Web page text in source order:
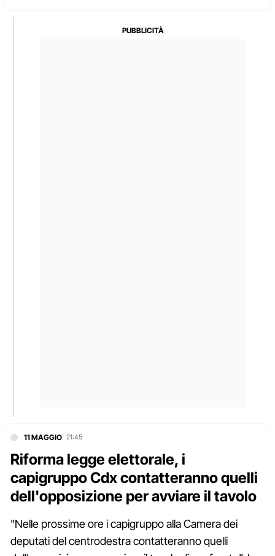
11 MAGGIO 21:45
Riforma legge elettorale, i
capigruppo Cdx contatteranno quelli
dell'opposizione per avviare il tavolo
"Nelle prossime ore i capigruppo alla Camera dei
deputati del centrodestra contatteranno quelli